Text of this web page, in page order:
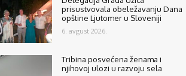
prisustvovala obeležavanju Dana
opštine Ljutomer u Sloveniji
6. avgust 2026.
Tribina posvećena ženama i
njihovoj ulozi u razvoju sela